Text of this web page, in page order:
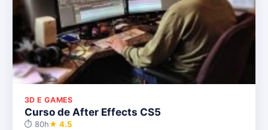
3D E GAMES
Curso de After Effects CS5
⏱ 80h★ 4.5